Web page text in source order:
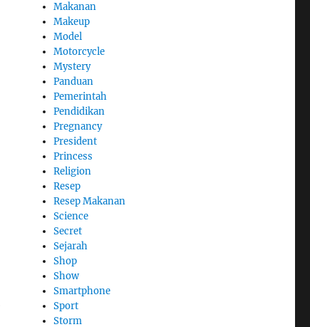
Makanan
Makeup
Model
Motorcycle
Mystery
Panduan
Pemerintah
Pendidikan
Pregnancy
President
Princess
Religion
Resep
Resep Makanan
Science
Secret
Sejarah
Shop
Show
Smartphone
Sport
Storm